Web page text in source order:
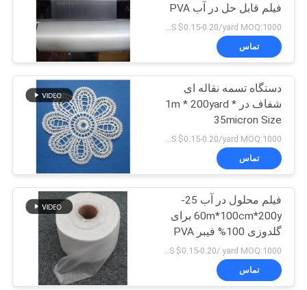
فیلم قابل حل در آب PVA
US $0.15-0.20/yard MOQ:1000 یارد
تماس
دستگاه تسمه نقاله ای
شفاف در 1m * 200yard *
35micron Size
تماس
فیلم محلول در آب 25-
60m*100cm*200y برای
گلدوزی 100% فیبر PVA
ساخته شده
تماس